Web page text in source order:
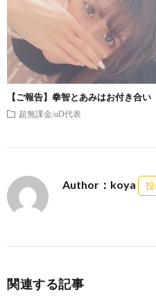
【ご報告】拳智とあみはお付き合い
超無課金/αD代表
Author：koya
関連する記事